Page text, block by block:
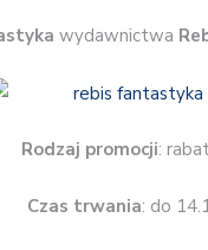
wydawnictwa
Rodzaj promocji:
Czas trwania: do